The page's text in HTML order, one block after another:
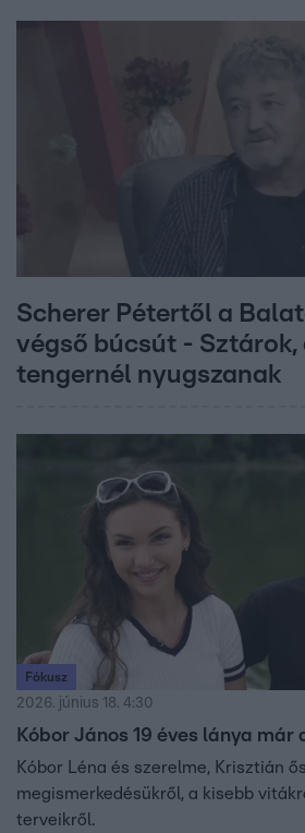
Scherer Pétertől a
végső búcsút - Sztárok,
tengernél nyugszanak
Fókusz
2026. június 18. 4:30
Kóbor János 19 éves lánya
Kóbor Léna és szerelme, Krisztián
megismerkedésükről, a kisebb
terveikről.